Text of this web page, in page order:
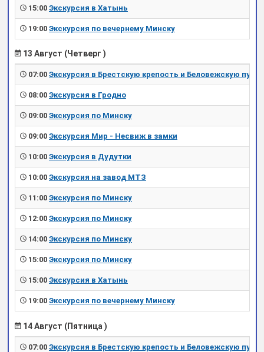
15:00 Экскурсия в Хатынь
19:00 Экскурсия по вечернему Минску
13 Август (Четверг )
07:00 Экскурсия в Брестскую крепость и Беловежскую пущу
08:00 Экскурсия в Гродно
09:00 Экскурсия по Минску
09:00 Экскурсия Мир - Несвиж в замки
10:00 Экскурсия в Дудутки
10:00 Экскурсия на завод МТЗ
11:00 Экскурсия по Минску
12:00 Экскурсия по Минску
14:00 Экскурсия по Минску
15:00 Экскурсия по Минску
15:00 Экскурсия в Хатынь
19:00 Экскурсия по вечернему Минску
14 Август (Пятница )
07:00 Экскурсия в Брестскую крепость и Беловежскую пущу